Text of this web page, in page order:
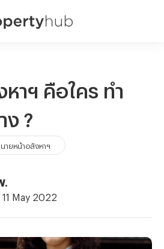
าฯ คือใคร ทำ
ง ?
นายหน้าอสังหาฯ
11 May 2022